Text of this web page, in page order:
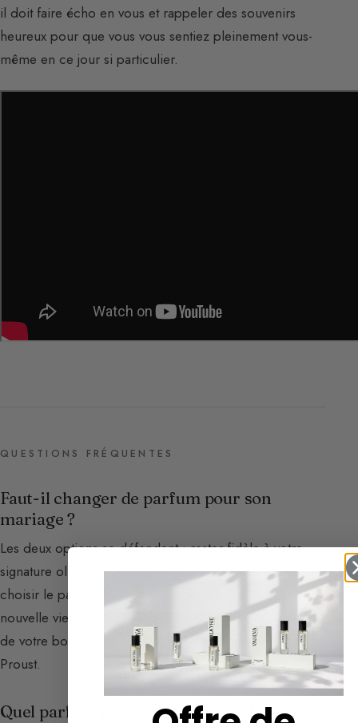
il doit faire écho en vous et rappeler des souvenirs
heureux pour que vous vous sentiez pleinement vous-
même en ce jour si particulier.
QUESTIONS FRÉQUENTES
Faut-il changer de parfum pour son
mariage ?
Les deux options se défendent : rester fidèle à votre
signature olfactive, celle que votre partenaire aime, ou
choisir le parfum qui marquera le début de votre
nouvelle vie. Ce nouveau parfum deviendra le symbole
de votre bonheur et agira comme une madeleine de
Proust.
Quel parfum porter pour un mariage en